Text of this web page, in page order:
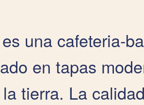
una cafeteria-
en tapas
tierra. La